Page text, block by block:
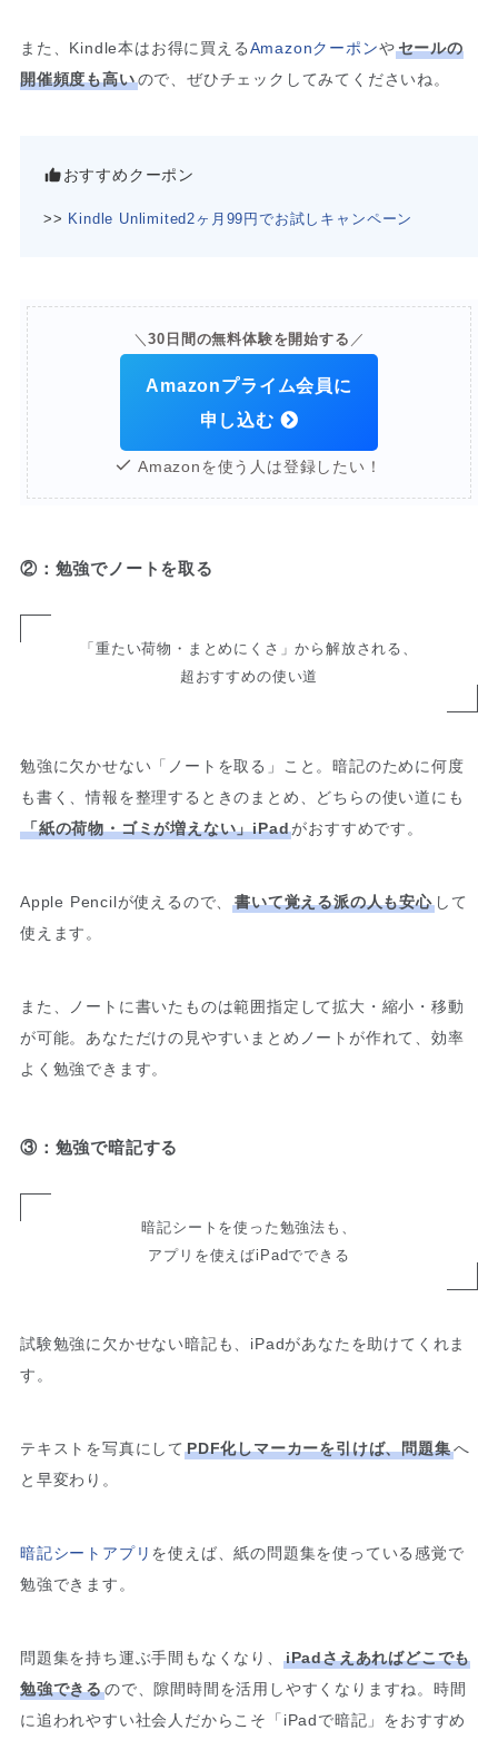
また、Kindle本はお得に買えるAmazonクーポンやセールの
開催頻度も高いので、ぜひチェックしてみてくださいね。
おすすめクーポン
>> Kindle Unlimited2ヶ月99円でお試しキャンペーン
＼30日間の無料体験を開始する ／
Amazonプライム会員に
申し込む
Amazonを使う人は登録したい！
②：勉強でノートを取る
「重たい荷物・まとめにくさ」から解放される、
超おすすめの使い道
勉強に欠かせない「ノートを取る」こと。暗記のために何度
も書く、情報を整理するときのまとめ、どちらの使い道にも
「紙の荷物・ゴミが増えない」iPadがおすすめです。
Apple Pencilが使えるので、書いて覚える派の人も安心して
使えます。
また、ノートに書いたものは範囲指定して拡大・縮小・移動
が可能。あなただけの見やすいまとめノートが作れて、効率
よく勉強できます。
③：勉強で暗記する
暗記シートを使った勉強法も、
アプリを使えばiPadでできる
試験勉強に欠かせない暗記も、iPadがあなたを助けてくれま
す。
テキストを写真にして PDF化しマーカーを引けば、問題集へ
と早変わり。
暗記シートアプリ を使えば、紙の問題集を使っている感覚で
勉強できます。
問題集を持ち運ぶ手間もなくなり、
iPadさえあればどこでも
勉強できるので、隙間時間を活用しやすくなりますね。時間
に追われやすい社会人だからこそ「iPadで暗記」をおすすめ